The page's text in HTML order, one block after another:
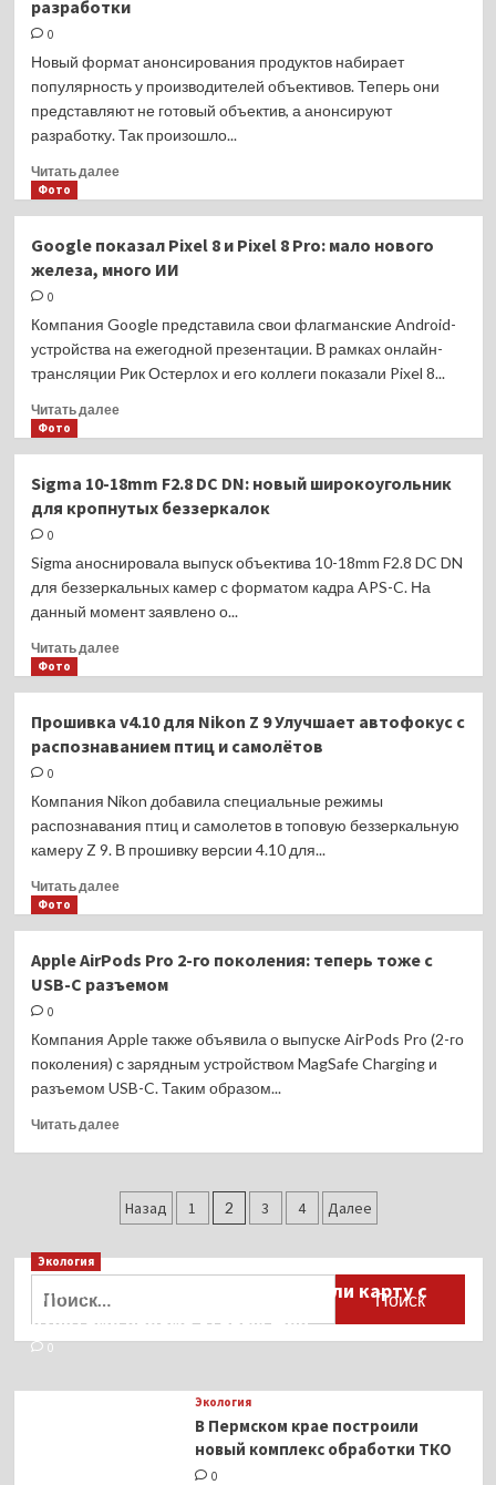
2:
бренда
разработки
0
Новый формат анонсирования продуктов набирает
популярность у производителей объективов. Теперь они
представляют не готовый объектив, а анонсируют
разработку. Так произошло...
Читать далееПрочитать
70-
200mm
DG
DN
OS:
пока
разработки
Фото
Google показал Pixel 8 и Pixel 8 Pro: мало нового
железа, много ИИ
0
Компания Google представила свои флагманские Android-
устройства на ежегодной презентации. В рамках онлайн-
трансляции Рик Остерлох и его коллеги показали Pixel 8...
Читать далееПрочитать
показал
Pixel
Pixel
8
Pro:
железа,
ИИ
Фото
Sigma 10-18mm F2.8 DC DN: новый широкоугольник
для кропнутых беззеркалок
0
Sigma аноснировала выпуск объектива 10-18mm F2.8 DC DN
для беззеркальных камер с форматом кадра APS-C. На
данный момент заявлено о...
Читать далееПрочитать
10-
18mm
DC
новый
широкоугольник
беззеркалок
Фото
Прошивка v4.10 для Nikon Z 9 Улучшает автофокус с
распознаванием птиц и самолётов
0
Компания Nikon добавила специальные режимы
распознавания птиц и самолетов в топовую беззеркальную
камеру Z 9. В прошивку версии 4.10 для...
Читать далееПрочитать
v4.10
для
9
Улучшает
автофокус
птиц
Фото
Apple AirPods Pro 2-го поколения: теперь тоже с
USB-C разъемом
0
Компания Apple также объявила о выпуске AirPods Pro (2-го
поколения) с зарядным устройством MagSafe Charging и
разъемом USB-C. Таким образом...
Читать далееПрочитать
AirPods
Pro
C
Пагинация
Назад 1 2 3 4 Далее
Экология
Для автомобилистов разработали карту с
пунктами приёма старых шин
0
Экология
В Пермском крае построили
новый комплекс обработки ТКО
0